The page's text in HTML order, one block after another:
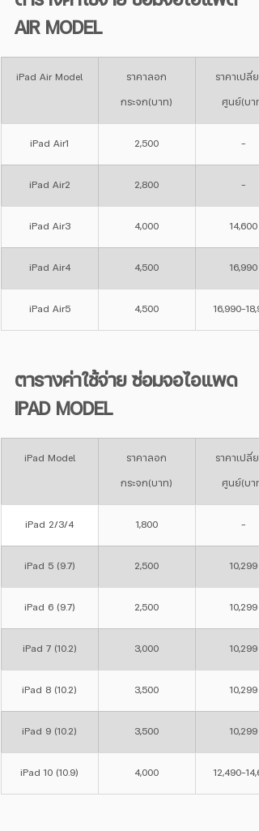
AIR MODEL
iPad Air Model
ราคาลอก
กระจก(บาท)
ราคาเปลี่ย
ศูนย์(บาท)
iPad Air1 2,500 -
iPad Air2 2,800 -
iPad Air3 4,000 14,600
iPad Air4 4,500 16,990
iPad Air5 4,500 16,990-
ตารางค่าใช้จ่าย ซ่อมจอไอแพด
IPAD MODEL
iPad Model
ราคาลอก
กระจก(บาท)
ราคาเปลี่ย
ศูนย์(บาท)
iPad 2/3/4 1,800 -
iPad 5 (9.7) 2,500 10,299
iPad 6 (9.7) 2,500 10,299
iPad 7 (10.2) 3,000 10,299
iPad 8 (10.2) 3,500 10,299
iPad 9 (10.2) 3,500 10,299
iPad 10 (10.9) 4,000 12,490-